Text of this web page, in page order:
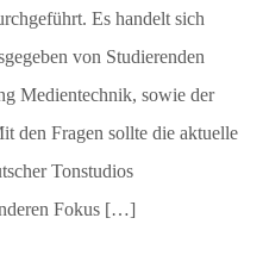
Es handelt sich
von Studierenden
Medientechnik, sowie der
den Fragen sollte die aktuelle
Tonstudios
Fokus […]